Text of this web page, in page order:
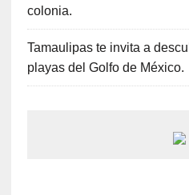
colonia.
Tamaulipas te invita a
playas del Golfo de México.